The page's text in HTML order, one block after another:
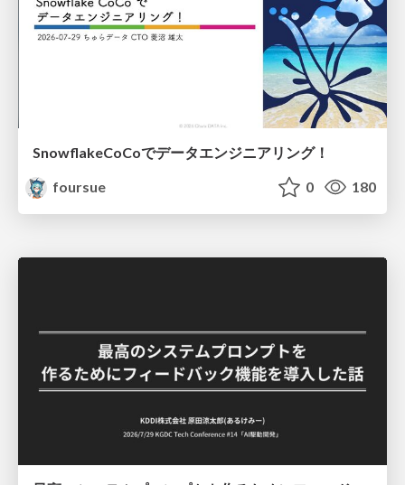
SnowflakeCoCoでデータエンジニアリング！
foursue
0 180